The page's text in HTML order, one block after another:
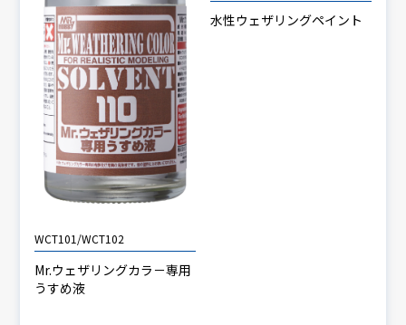
WCT101/WCT102
Mr.ウェザリングカラ－専用
うすめ液
水性ウェザリングペイント